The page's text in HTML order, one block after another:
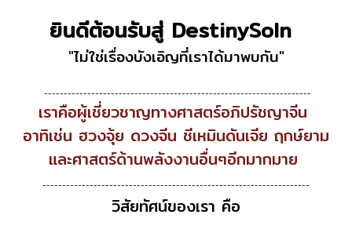
ยินดีต้อนรับสู่ DestinySoln
"ไม่ใช่เรื่องบังเอิญที่เราได้มาพบกัน"
--------------------------------------------------------------------
เราคือผู้เชี่ยวชาญทางศาสตร์อภิปรัชญาจีน
อาทิเช่น ฮวงจุ้ย ดวงจีน ชีเหมินดันเจีย ฤกษ์ยาม
และศาสตร์ด้านพลังงานอื่นๆอีกมากมาย
--------------------------------------------------------------------
วิสัยทัศน์ของเรา คือ